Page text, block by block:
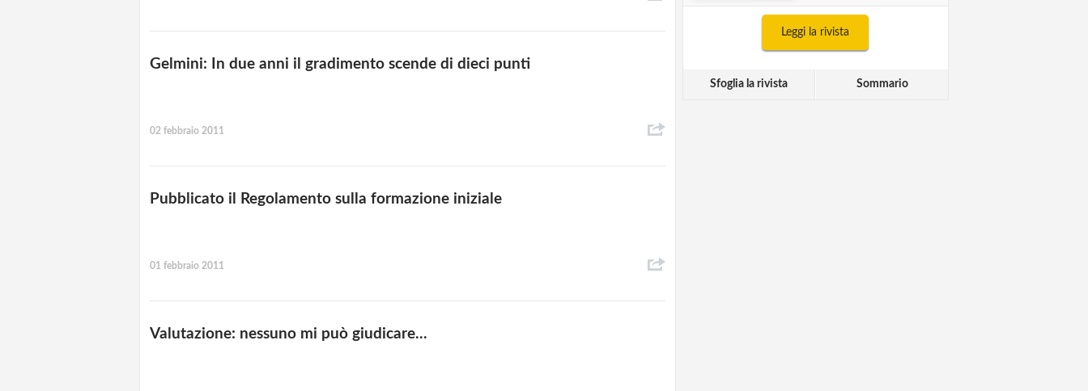
Gelmini: In due anni il gradimento scende di dieci punti
02 febbraio 2011
Pubblicato il Regolamento sulla formazione iniziale
01 febbraio 2011
Valutazione: nessuno mi può giudicare...
Leggi la rivista
Sfoglia la rivista Sommario